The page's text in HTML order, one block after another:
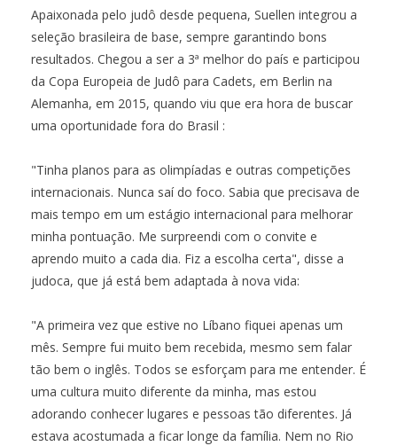
Apaixonada pelo judô desde pequena, Suellen integrou a
seleção brasileira de base, sempre garantindo bons
resultados. Chegou a ser a 3ª melhor do país e participou
da Copa Europeia de Judô para Cadets, em Berlin na
Alemanha, em 2015, quando viu que era hora de buscar
uma oportunidade fora do Brasil :
"Tinha planos para as olimpíadas e outras competições
internacionais. Nunca saí do foco. Sabia que precisava de
mais tempo em um estágio internacional para melhorar
minha pontuação. Me surpreendi com o convite e
aprendo muito a cada dia. Fiz a escolha certa", disse a
judoca, que já está bem adaptada à nova vida:
"A primeira vez que estive no Líbano fiquei apenas um
mês. Sempre fui muito bem recebida, mesmo sem falar
tão bem o inglês. Todos se esforçam para me entender. É
uma cultura muito diferente da minha, mas estou
adorando conhecer lugares e pessoas tão diferentes. Já
estava acostumada a ficar longe da família. Nem no Rio